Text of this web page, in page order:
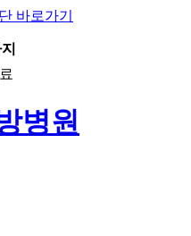
바로가기